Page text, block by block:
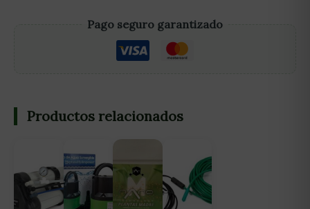
Pago seguro garantizado
Productos relacionados